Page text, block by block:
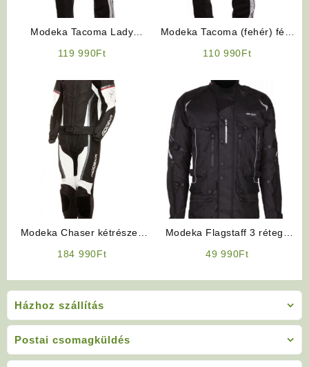
Házhoz szállítás
Postai csomagküldés
Modeka Tacoma Lady
119 990Ft
Modeka Tacoma (fehér) férfi
110 990Ft
Modeka Chaser kétrészes
184 990Ft
Modeka Flagstaff 3 rétegű
49 990Ft